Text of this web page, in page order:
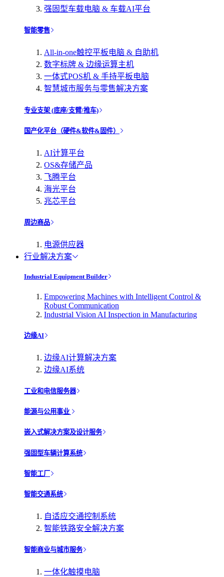
强固型车载电脑 & 车载AI平台
智能零售
All-in-one触控平板电脑 & 自助机
数字标牌 & 边缘运算主机
一体式POS机 & 手持平板电脑
智慧城市服务与零售解决方案
专业支架 (底座/支臂/推车)
国产化平台（硬件&软件&固件）
AI计算平台
OS&存储产品
飞腾平台
海光平台
兆芯平台
周边商品
电源供应器
行业解决方案
Industrial Equipment Builder
Empowering Machines with Intelligent Control &
Robust Communication
Industrial Vision AI Inspection in Manufacturing
边缘AI
边缘AI计算解决方案
边缘AI系统
工业和电信服务器
能源与公用事业
嵌入式解决方案及设计服务
强固型车辆计算系统
智能工厂
智能交通系统
自适应交通控制系统
智能铁路安全解决方案
智能商业与城市服务
一体化触摸电脑